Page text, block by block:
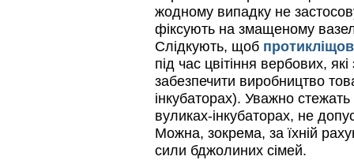
жодному випадку не
фіксують на змащеному
Слідкують, щоб
під час цвітіння вербових,
забезпечити виробництво
інкубаторах). Уважно
вуликах-інкубаторах, не
Можна, зокрема, за їхній
сили бджолиних сімей.